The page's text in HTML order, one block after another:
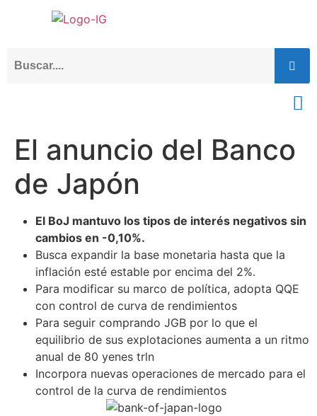
El anuncio del Banco
de Japón
El BoJ mantuvo los tipos de interés negativos sin
cambios en -0,10%.
Busca expandir la base monetaria hasta que la
inflación esté estable por encima del 2%.
Para modificar su marco de política, adopta QQE
con control de curva de rendimientos
Para seguir comprando JGB por lo que el
equilibrio de sus explotaciones aumenta a un ritmo
anual de 80 yenes trln
Incorpora nuevas operaciones de mercado para el
control de la curva de rendimientos